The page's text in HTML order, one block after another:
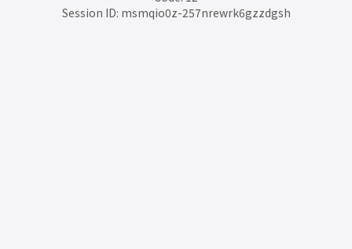
Session ID: msmqio0z-257nrewrk6gzzdgsh